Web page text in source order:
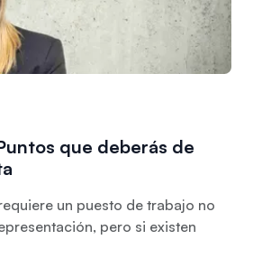
que deberás de
un puesto de trabajo no
pero si existen